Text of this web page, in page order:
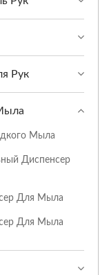
Рук
Мыла
Диспенсер
Для Мыла
Для Мыла